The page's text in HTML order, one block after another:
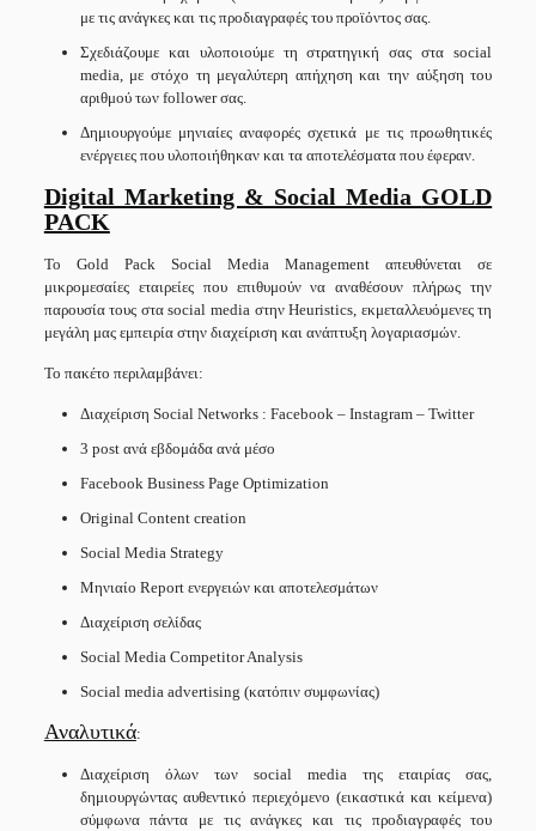
με τις ανάγκες και τις προδιαγραφές του προϊόντος σας.
Σχεδιάζουμε και υλοποιούμε τη στρατηγική σας στα social
media, με στόχο τη μεγαλύτερη απήχηση και την αύξηση του
αριθμού των follower σας.
Δημιουργούμε μηνιαίες αναφορές σχετικά με τις προωθητικές
ενέργειες που υλοποιήθηκαν και τα αποτελέσματα που έφεραν.
Digital Marketing & Social Media GOLD
PACK
Το Gold Pack Social Media Management απευθύνεται σε
μικρομεσαίες εταιρείες που επιθυμούν να αναθέσουν πλήρως την
παρουσία τους στα social media στην Heuristics, εκμεταλλευόμενες τη
μεγάλη μας εμπειρία στην διαχείριση και ανάπτυξη λογαριασμών.
Το πακέτο περιλαμβάνει:
Διαχείριση Social Networks : Facebook – Instagram – Twitter
3 post ανά εβδομάδα ανά μέσο
Facebook Business Page Optimization
Original Content creation
Social Media Strategy
Μηνιαίο Report ενεργειών και αποτελεσμάτων
Διαχείριση σελίδας
Social Media Competitor Analysis
Social media advertising (κατόπιν συμφωνίας)
Αναλυτικά:
Διαχείριση όλων των social media της εταιρίας σας,
δημιουργώντας αυθεντικό περιεχόμενο (εικαστικά και κείμενα)
σύμφωνα πάντα με τις ανάγκες και τις προδιαγραφές του